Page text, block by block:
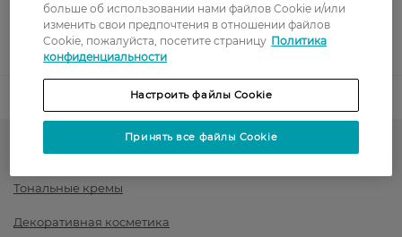
Послеоплата
Показать больше
Тон для лица и румяна
Тональные кремы
Декоративная косметика
больше об использовании нами файлов Cookie и/или
изменить свои предпочтения в отношении файлов
Cookie, пожалуйста, посетите страницу Политика
конфиденциальности
Настроить файлы Cookie
Принять все файлы Cookie